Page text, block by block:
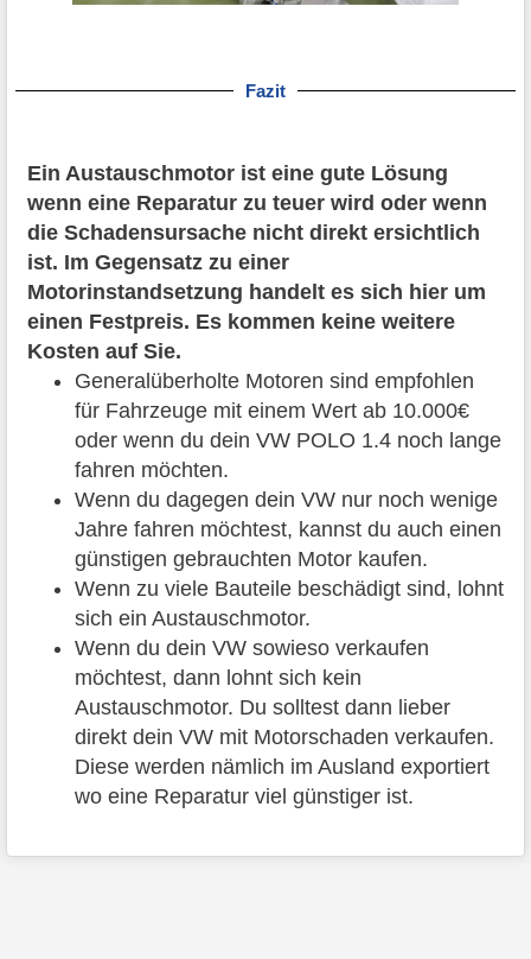
Fazit
Ein Austauschmotor ist eine gute Lösung
wenn eine Reparatur zu teuer wird oder wenn
die Schadensursache nicht direkt ersichtlich
ist. Im Gegensatz zu einer
Motorinstandsetzung handelt es sich hier um
einen Festpreis. Es kommen keine weitere
Kosten auf Sie.
Generalüberholte Motoren sind empfohlen
für Fahrzeuge mit einem Wert ab 10.000€
oder wenn du dein VW POLO 1.4 noch lange
fahren möchten.
Wenn du dagegen dein VW nur noch wenige
Jahre fahren möchtest, kannst du auch einen
günstigen gebrauchten Motor kaufen.
Wenn zu viele Bauteile beschädigt sind, lohnt
sich ein Austauschmotor.
Wenn du dein VW sowieso verkaufen
möchtest, dann lohnt sich kein
Austauschmotor. Du solltest dann lieber
direkt dein VW mit Motorschaden verkaufen.
Diese werden nämlich im Ausland exportiert
wo eine Reparatur viel günstiger ist.